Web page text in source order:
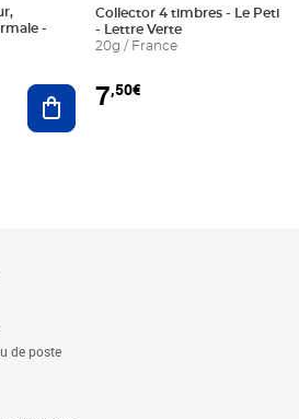
Ajouter au panier
Collector 4 timbres - Le Petit
- Lettre Verte
20g / France
7,50€
de poste